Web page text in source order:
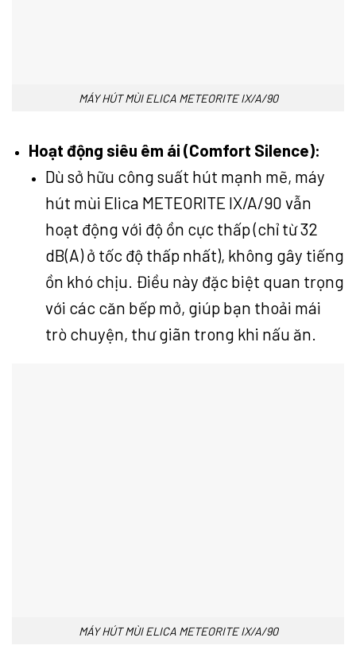
MÁY HÚT MÙI ELICA METEORITE IX/A/90
Hoạt động siêu êm ái (Comfort Silence):
Dù sở hữu công suất hút mạnh mẽ, máy
hút mùi Elica METEORITE IX/A/90 vẫn
hoạt động với độ ồn cực thấp (chỉ từ 32
dB(A) ở tốc độ thấp nhất), không gây tiếng
ồn khó chịu. Điều này đặc biệt quan trọng
với các căn bếp mở, giúp bạn thoải mái
trò chuyện, thư giãn trong khi nấu ăn.
MÁY HÚT MÙI ELICA METEORITE IX/A/90